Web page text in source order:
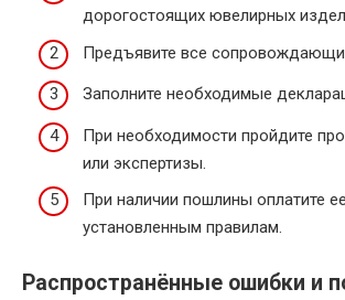
дорогостоящих ювелирных
Предъявите все
Заполните необходимые
При необходимости пройдите
или экспертизы.
При наличии пошлины оплатите
установленным правилам.
Распространённые ошибки и